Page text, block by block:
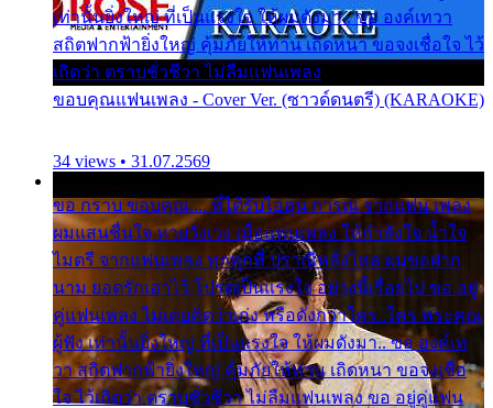
เท่านั้นยิ่งใหญ่ ที่เป็นแรงใจ ให้ผมดังมา.. ขอ องค์เทวา
สถิตฟากฟ้ายิ่งใหญ่ คุ้มภัยให้ท่าน เถิดหนา ขอจงเชื่อใจ ไว้
เถิดว่า ตราบชั่วชีวา ไม่ลืมแฟนเพลง
ขอบคุณแฟนเพลง - Cover Ver. (ซาวด์ดนตรี) (KARAOKE)
34 views • 31.07.2569
ขอ กราบ ขอบคุณ.... ที่ได้รับไออุ่น การุณ จากแฟน เพลง
ผมแสนชื่นใจ หายวังเวง เมื่อแฟนเพลง ให้กำลังใจ น้ำใจ
ไมตรี จากแฟนเพลง ทุกทุกที่ ปราณีหลั่งไหล ผมขอฝาก
นาม ยอดรักเอาไว้ โปรดเป็นแรงใจ อย่างนี้เรื่อยไป ขอ อยู่
คู่แฟนเพลง ไม่เคยคิดว่าเก่ง หรือดังกว่าใคร..ใคร พระคุณ
ผู้ฟัง เท่านั้นยิ่งใหญ่ ที่เป็นแรงใจ ให้ผมดังมา.. ขอ องค์เท
วา สถิตฟากฟ้ายิ่งใหญ่ คุ้มภัยให้ท่าน เถิดหนา ขอจงเชื่อ
ใจ ไว้เถิดว่า ตราบชั่วชีวา ไม่ลืมแฟนเพลง ขอ อยู่คู่แฟน